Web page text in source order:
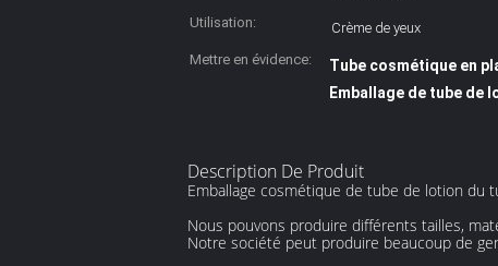
Utilisation:
Crème de yeux
Mettre en évidence:
Tube cosmétique en
Emballage de tube de
Description De Produit
Emballage cosmétique de tube de lotion du
Nous pouvons produire différents tailles,
Notre société peut produire beaucoup de